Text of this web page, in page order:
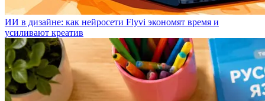
ИИ в дизайне: как нейросети Flyvi экономят время и
усиливают креатив